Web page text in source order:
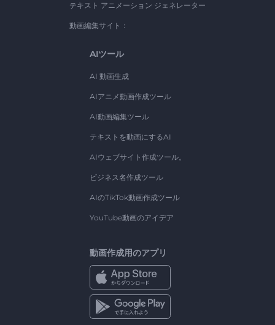
テキスト アニメーション ジェネレーター
動画編集サイト：
AIツール
AI 動画生成
AIアニメ動画作成ツール
AI動画編集ツール
テキストを動画にするAI
AIウェブサイト作成ツール。
ビジネス名作成ツール
AIのTikTok動画作成ツール
YouTube動画のアイデア
動画作成用のアプリ